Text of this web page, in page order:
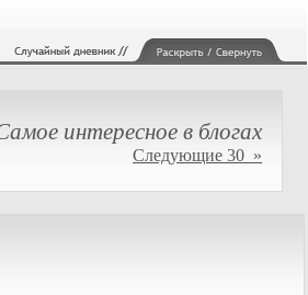
интересное в блогах
Следующие 30 »